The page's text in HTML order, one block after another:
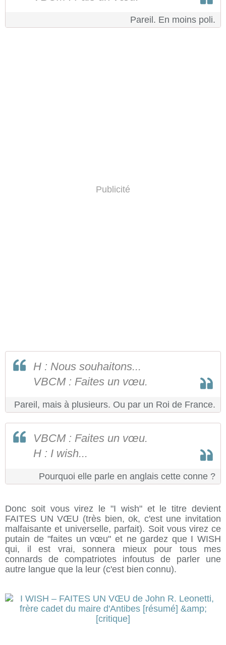
Pareil. En moins poli.
Publicité
H : Nous souhaitons...
VBCM : Faites un vœu.
Pareil, mais à plusieurs. Ou par un Roi de France.
VBCM : Faites un vœu.
H : I wish...
Pourquoi elle parle en anglais cette conne ?
Donc soit vous virez le "I wish" et le titre devient
FAITES UN VŒU (très bien, ok, c'est une invitation
malfaisante et universelle, parfait). Soit vous virez ce
putain de "faites un vœu" et ne gardez que I WISH
qui, il est vrai, sonnera mieux pour tous mes
connards de compatriotes infoutus de parler une
autre langue que la leur (c'est bien connu).